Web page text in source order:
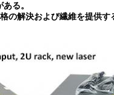
る。
の解決および繊維を提供す